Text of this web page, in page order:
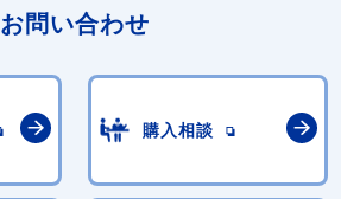
お問い合わせ
購入相談